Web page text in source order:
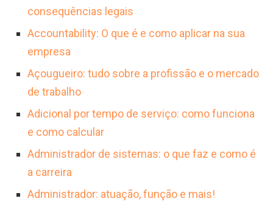
superar os R$ 100.000, além de bônus. Essa
consequências legais
Accountability: O que é e como aplicar na sua
empresa
Açougueiro: tudo sobre a profissão e o mercado
de trabalho
Adicional por tempo de serviço: como funciona
e como calcular
Administrador de sistemas: o que faz e como é
a carreira
Administrador: atuação, função e mais!